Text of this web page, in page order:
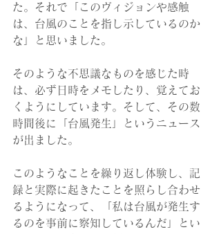
た。それで「このヴィジョンや感触
は、台風のことを指し示しているのか
な」と思いました。
そのような不思議なものを感じた時
は、必ず日時をメモしたり、覚えてお
くようにしています。そして、その数
時間後に「台風発生」というニュース
が出ました。
このようなことを繰り返し体験し、記
録と実際に起きたことを照らし合わせ
るようになって、「私は台風が発生す
るのを事前に察知しているんだ」とい